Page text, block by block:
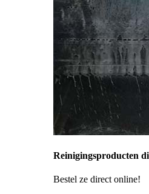
Reinigingsproducten
Bestel ze direct online!